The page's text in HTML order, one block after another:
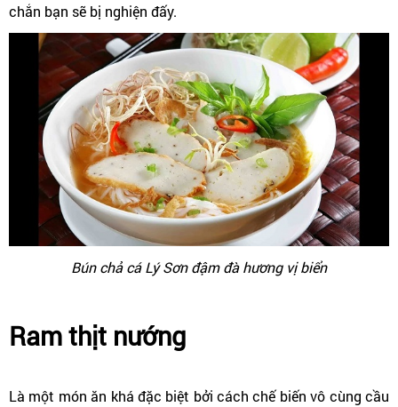
chắn bạn sẽ bị nghiện đấy.
Bún chả cá Lý Sơn đậm đà hương vị biển
Ram thịt nướng
Là một món ăn khá đặc biệt bởi cách chế biến vô cùng cầu